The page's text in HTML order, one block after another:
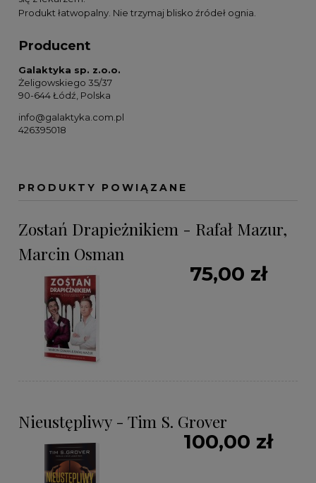
Produkt łatwopalny. Nie trzymaj blisko źródeł ognia.
Producent
Galaktyka sp. z.o.o.
Żeligowskiego 35/37
90-644 Łódź, Polska
info@galaktyka.com.pl
426395018
PRODUKTY POWIĄZANE
Zostań Drapieżnikiem - Rafał Mazur,
Marcin Osman
75,00 zł
Nieustępliwy - Tim S. Grover
100,00 zł